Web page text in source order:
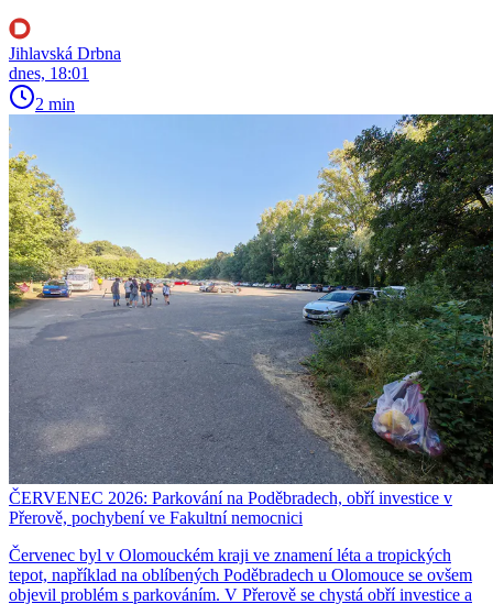
Jihlavská Drbna
dnes, 18:01
2 min
ČERVENEC 2026: Parkování na Poděbradech, obří investice v
Přerově, pochybení ve Fakultní nemocnici
Červenec byl v Olomouckém kraji ve znamení léta a tropických
tepot, například na oblíbených Poděbradech u Olomouce se ovšem
objevil problém s parkováním. V Přerově se chystá obří investice a